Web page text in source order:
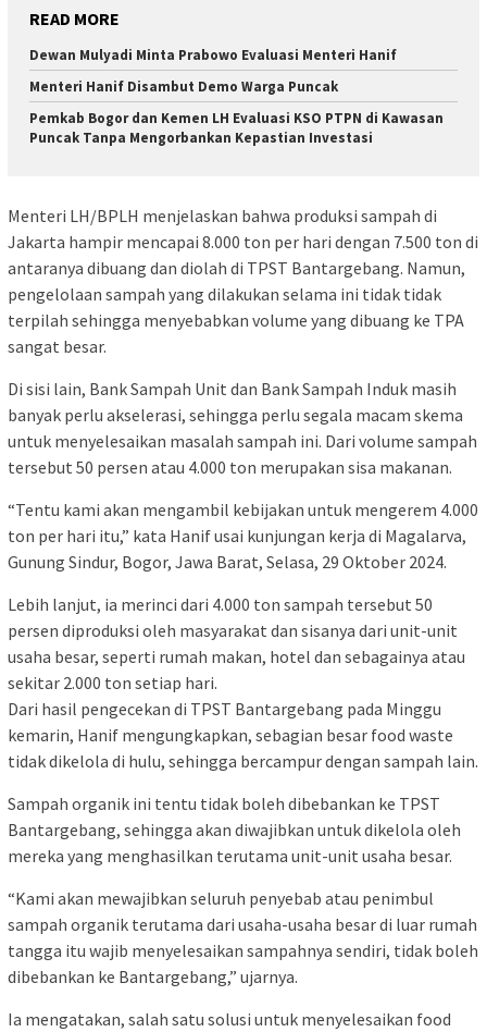
READ MORE
Dewan Mulyadi Minta Prabowo Evaluasi Menteri Hanif
Menteri Hanif Disambut Demo Warga Puncak
Pemkab Bogor dan Kemen LH Evaluasi KSO PTPN di Kawasan
Puncak Tanpa Mengorbankan Kepastian Investasi
Menteri LH/BPLH menjelaskan bahwa produksi sampah di
Jakarta hampir mencapai 8.000 ton per hari dengan 7.500 ton di
antaranya dibuang dan diolah di TPST Bantargebang. Namun,
pengelolaan sampah yang dilakukan selama ini tidak tidak
terpilah sehingga menyebabkan volume yang dibuang ke TPA
sangat besar.
Di sisi lain, Bank Sampah Unit dan Bank Sampah Induk masih
banyak perlu akselerasi, sehingga perlu segala macam skema
untuk menyelesaikan masalah sampah ini. Dari volume sampah
tersebut 50 persen atau 4.000 ton merupakan sisa makanan.
“Tentu kami akan mengambil kebijakan untuk mengerem 4.000
ton per hari itu,” kata Hanif usai kunjungan kerja di Magalarva,
Gunung Sindur, Bogor, Jawa Barat, Selasa, 29 Oktober 2024.
Lebih lanjut, ia merinci dari 4.000 ton sampah tersebut 50
persen diproduksi oleh masyarakat dan sisanya dari unit-unit
usaha besar, seperti rumah makan, hotel dan sebagainya atau
sekitar 2.000 ton setiap hari.
Dari hasil pengecekan di TPST Bantargebang pada Minggu
kemarin, Hanif mengungkapkan, sebagian besar food waste
tidak dikelola di hulu, sehingga bercampur dengan sampah lain.
Sampah organik ini tentu tidak boleh dibebankan ke TPST
Bantargebang, sehingga akan diwajibkan untuk dikelola oleh
mereka yang menghasilkan terutama unit-unit usaha besar.
“Kami akan mewajibkan seluruh penyebab atau penimbul
sampah organik terutama dari usaha-usaha besar di luar rumah
tangga itu wajib menyelesaikan sampahnya sendiri, tidak boleh
dibebankan ke Bantargebang,” ujarnya.
Ia mengatakan, salah satu solusi untuk menyelesaikan food